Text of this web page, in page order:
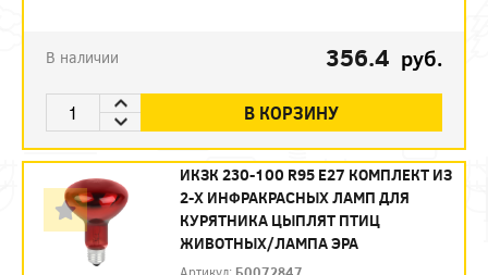
В наличии 356.4 руб.
В КОРЗИНУ
ИКЗК 230-100 R95 E27 КОМПЛЕКТ ИЗ
2-Х ИНФРАКРАСНЫХ ЛАМП ДЛЯ
КУРЯТНИКА ЦЫПЛЯТ ПТИЦ
ЖИВОТНЫХ/ЛАМПА ЭРА